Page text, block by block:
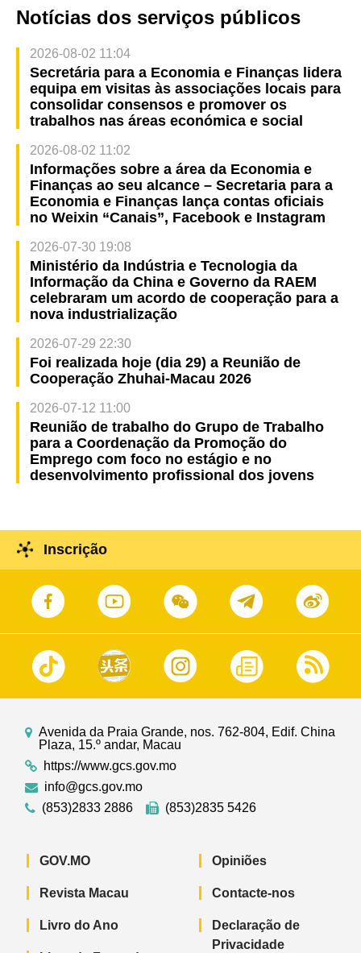
Notícias dos serviços públicos
2026-08-02 11:04
Secretária para a Economia e Finanças lidera
equipa em visitas às associações locais para
consolidar consensos e promover os
trabalhos nas áreas económica e social
2026-08-02 11:02
Informações sobre a área da Economia e
Finanças ao seu alcance – Secretaria para a
Economia e Finanças lança contas oficiais
no Weixin “Canais”, Facebook e Instagram
2026-07-30 19:08
Ministério da Indústria e Tecnologia da
Informação da China e Governo da RAEM
celebraram um acordo de cooperação para a
nova industrialização
2026-07-29 22:30
Foi realizada hoje (dia 29) a Reunião de
Cooperação Zhuhai-Macau 2026
2026-07-12 11:00
Reunião de trabalho do Grupo de Trabalho
para a Coordenação da Promoção do
Emprego com foco no estágio e no
desenvolvimento profissional dos jovens
Inscrição
Avenida da Praia Grande, nos. 762-804, Edif. China
Plaza, 15.º andar, Macau
https://www.gcs.gov.mo
info@gcs.gov.mo
(853)2833 2886
(853)2835 5426
GOV.MO
Revista Macau
Livro do Ano
Opiniões
Contacte-nos
Declaração de
Privacidade